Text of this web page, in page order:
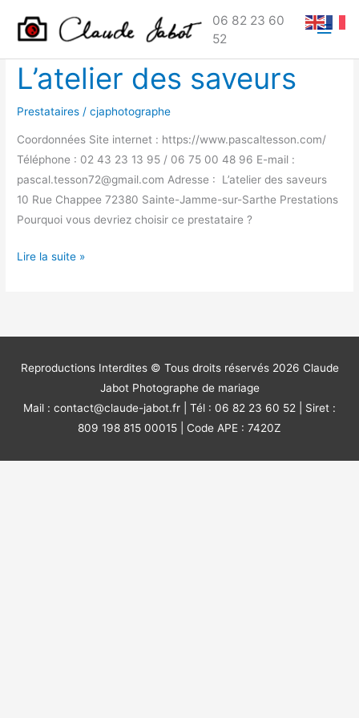
06 82 23 60
52
L’atelier des saveurs
Prestataires /cjaphotographe
Coordonnées Site internet : https://www.pascaltesson.com/
Téléphone : 02 43 23 13 95 / 06 75 00 48 96 E-mail :
pascal.tesson72@gmail.com Adresse : L’atelier des saveurs
10 Rue Chappee 72380 Sainte-Jamme-sur-Sarthe Prestations
Pourquoi vous devriez choisir ce prestataire ?
L’atelier
des
saveurs
Lire la suite »
Reproductions Interdites © Tous droits réservés 2026 Claude
Jabot Photographe de mariage
Mail : contact@claude-jabot.fr | Tél : 06 82 23 60 52 | Siret :
809 198 815 00015 | Code APE : 7420Z